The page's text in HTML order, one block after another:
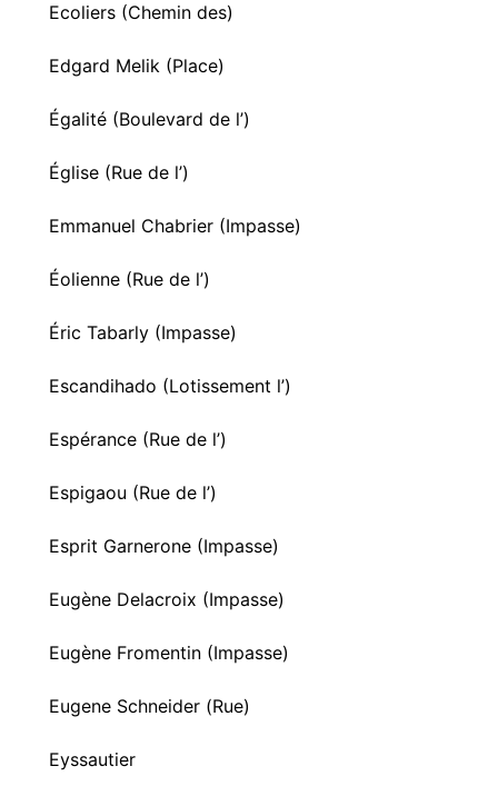
Ecoliers (Chemin des)
Edgard Melik (Place)
Égalité (Boulevard de l’)
Église (Rue de l’)
Emmanuel Chabrier (Impasse)
Éolienne (Rue de l’)
Éric Tabarly (Impasse)
Escandihado (Lotissement l’)
Espérance (Rue de l’)
Espigaou (Rue de l’)
Esprit Garnerone (Impasse)
Eugène Delacroix (Impasse)
Eugène Fromentin (Impasse)
Eugene Schneider (Rue)
Eyssautier